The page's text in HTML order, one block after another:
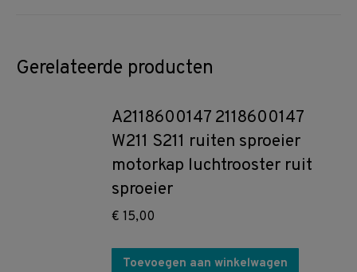
Gerelateerde producten
A2118600147 2118600147
W211 S211 ruiten sproeier
motorkap luchtrooster ruit
sproeier
€ 15,00
Toevoegen aan winkelwagen